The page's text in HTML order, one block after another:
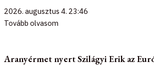
2026. augusztus 4. 23:46
Tovább olvasom
Aranyérmet nyert Szilágyi Erik az